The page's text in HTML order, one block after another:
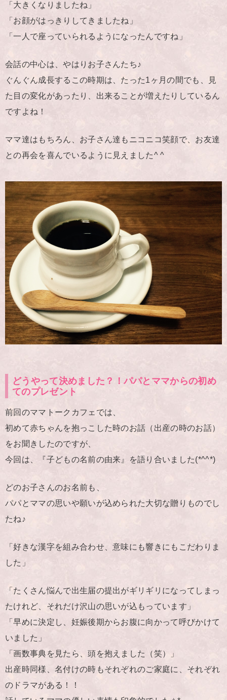
「大きくなりましたね」
「お顔がはっきりしてきましたね」
「一人で座っていられるようになったんですね」
会話の中心は、やはりお子さんたち♪
ぐんぐん成長するこの時期は、たった1ヶ月の間でも、見
た目の変化があったり、出来ることが増えたりしているん
ですよね！
ママ達はもちろん、お子さん達もニコニコ笑顔で、お友達
との再会を喜んでいるように見えました^ ^
どうやって決めました？！パパとママからの初め
てのプレゼント
前回のママトークカフェでは、
初めて赤ちゃんを抱っこした時のお話（出産の時のお話）
をお聞きしたのですが、
今回は、『子どもの名前の由来』を語り合いました(*^^*)
どのお子さんのお名前も、
パパとママの思いや願いが込められた大切な贈りものでし
たね♪
「好きな漢字を組み合わせ、意味にも響きにもこだわりま
した」
「たくさん悩んで出生届の提出がギリギリになってしまっ
たけれど、それだけ沢山の思いが込もっています」
「早めに決定し、妊娠後期からお腹に向かって呼びかけて
いました」
「画数事典を見たら、頭を抱えました（笑）」
出産時同様、名付けの時もそれぞれのご家庭に、それぞれ
のドラマがある！！